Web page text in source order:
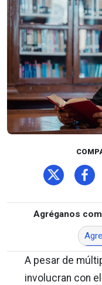
Agréganos
A pesar de
involucran con